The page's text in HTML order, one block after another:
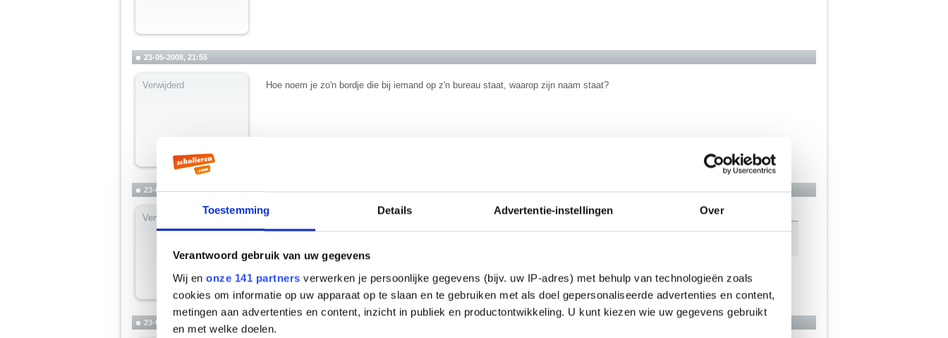
Toestemming Details Advertentie-instellingen Over
Verantwoord gebruik van uw gegevens
Wij en onze 141 partners verwerken je persoonlijke gegevens (bijv. uw IP-adres) met behulp van technologieën zoals
cookies om informatie op uw apparaat op te slaan en te gebruiken met als doel gepersonaliseerde advertenties en content,
metingen aan advertenties en content, inzicht in publiek en productontwikkeling. U kunt kiezen wie uw gegevens gebruikt
en met welke doelen.
23-05-2008, 21:55
Verwijderd Hoe noem je zo'n bordje die bij iemand op z'n bureau staat, waarop zijn naam staat?
23-05-2008, 21:56
Verwijderd
Lucky Luciano schreef:
naambordje
23-05-2008, 21:57